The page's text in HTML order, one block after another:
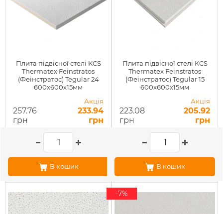
Плита підвісної стелі KCS
Thermatex Feinstratos
(Феінстратос) Tegular 24
600х600х15мм
257.76
грн
Акція
233.94
грн
В кошик
Плита підвісної стелі KCS
Thermatex Feinstratos
(Феінстратос) Tegular 15
600х600х15мм
223.08
грн
Акція
205.92
грн
В кошик
-7%